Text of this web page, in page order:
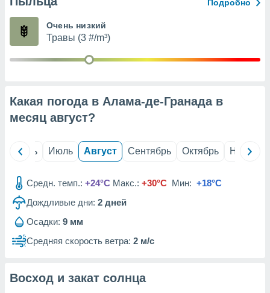
из
рекламы
сведения
Подробно
Очень низкий
Травы (3 #/m³)
Какая погода в Алама-де-Гранада в
месяц август?
Июнь Июль Август Сентябрь Октябрь Ноябрь
Средн. темп.: +24°C Макс.: +30°C Мин: +18°C
Дождливые дни: 2 дней
Осадки: 9 мм
Средняя скорость ветра: 2 м/с
Восход и закат солнца